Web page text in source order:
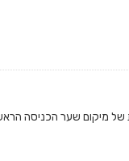
של מיקום שער הכניסה